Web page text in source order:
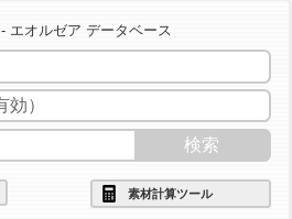
- エオルゼア データベース
素材計算ツール